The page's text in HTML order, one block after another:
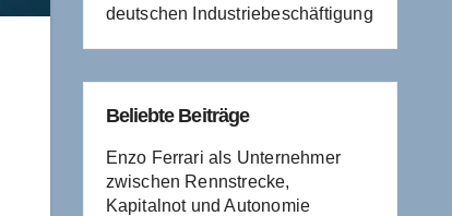
deutschen Industriebeschäftigung
Beliebte Beiträge
Enzo Ferrari als Unternehmer
zwischen Rennstrecke,
Kapitalnot und Autonomie